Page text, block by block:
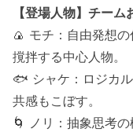
【登場人物】チー
🍙 モチ：自由発想
撹拌する中心人物。
🐟 シャケ：ロジカ
共感もこぼす。
🌀 ノリ：抽象思考